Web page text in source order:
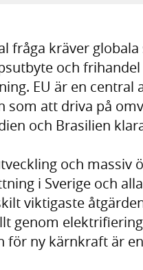
fråga kräver
och
EU är en
som att driva på
och Brasilien
och massiv
i Sverige och
viktigaste
genom
för ny kärnkraft är